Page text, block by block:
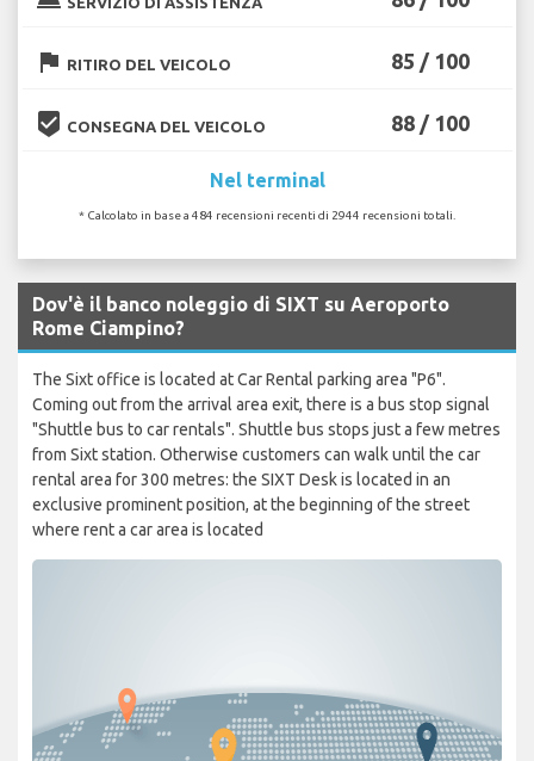
flag RITIRO DEL VEICOLO 85 / 100
beenhere CONSEGNA DEL VEICOLO 88 / 100
Nel terminal
* Calcolato in base a 484 recensioni recenti di 2944 recensioni totali.
Dov'è il banco noleggio di SIXT su Aeroporto
Rome Ciampino?
The Sixt office is located at Car Rental parking area "P6".
Coming out from the arrival area exit, there is a bus stop signal
"Shuttle bus to car rentals". Shuttle bus stops just a few metres
from Sixt station. Otherwise customers can walk until the car
rental area for 300 metres: the SIXT Desk is located in an
exclusive prominent position, at the beginning of the street
where rent a car area is located